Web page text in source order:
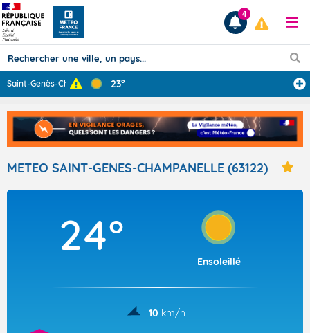
Prévisions
TOUS LES RÉSULTATS
Articles
4
Saint-Genès-Cha... 23°
METEO SAINT-GENES-CHAMPANELLE (63122)
24°
Ensoleillé
10 km/h